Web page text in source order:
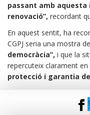
passant amb
renovació”, recordant
En aquest sentit, ha
CGPJ seria una mostra de
democràcia”, i que la
repercuteix clarament en
protecció i garantia